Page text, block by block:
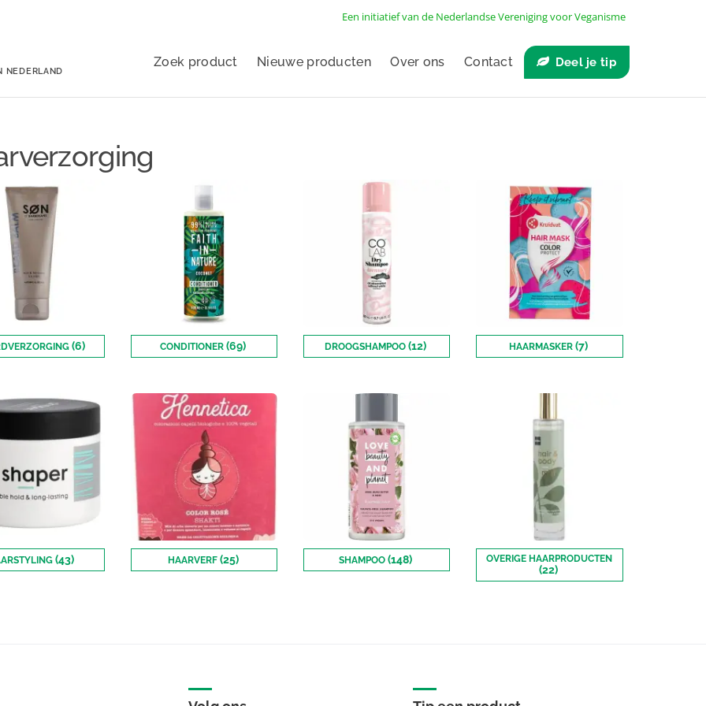
Een initiatief van de Nederlandse Vereniging voor Veganisme
NEDERLAND
Zoek product Nieuwe producten Over ons Contact Deel je tip
(6) CONDITIONER(69) DROOGSHAMPOO(12) HAARMASKER (7)
(43) HAARVERF (25) SHAMPOO(148) OVERIGE HAARPRODUCTEN
(22)